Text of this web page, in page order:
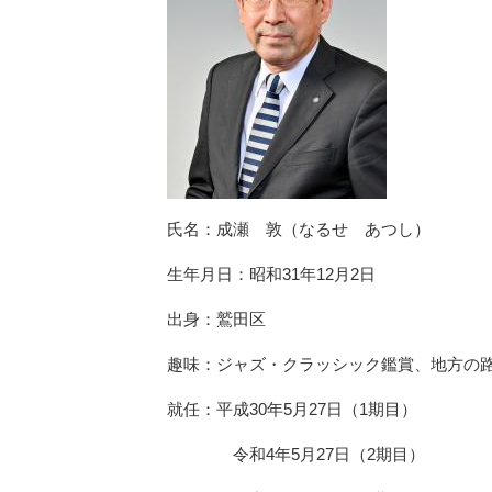
氏名：成瀬 敦（なるせ あつし）
生年月日：昭和31年12月2日
出身：鷲田区
趣味：ジャズ・クラッシック鑑賞、地方の
就任：平成30年5月27日（1期目）
令和4年5月27日（2期目）